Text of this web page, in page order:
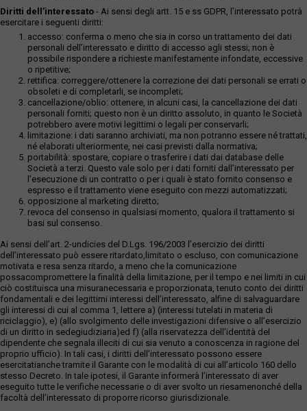
Diritti dell’interessato - Ai sensi degli artt. 15 e ss GDPR, l’interessato potrà
esercitare i seguenti diritti:
accesso: conferma o meno che sia in corso un trattamento dei dati
personali dell’interessato e diritto di accesso agli stessi; non è
possibile rispondere a richieste manifestamente infondate, eccessive
o ripetitive;
rettifica: correggere/ottenere la correzione dei dati personali se errati o
obsoleti e di completarli, se incompleti;
cancellazione/oblio: ottenere, in alcuni casi, la cancellazione dei dati
personali forniti; questo non è un diritto assoluto, in quanto le Società
potrebbero avere motivi legittimi o legali per conservarli;
limitazione: i dati saranno archiviati, ma non potranno essere né trattati,
né elaborati ulteriormente, nei casi previsti dalla normativa;
portabilità: spostare, copiare o trasferire i dati dai database delle
Società a terzi. Questo vale solo per i dati forniti dall’interessato per
l’esecuzione di un contratto o per i quali è stato fornito consenso e
espresso e il trattamento viene eseguito con mezzi automatizzati;
opposizione al marketing diretto;
revoca del consenso in qualsiasi momento, qualora il trattamento si
basi sul consenso.
Ai sensi dell’art. 2-undicies del D.Lgs. 196/2003 l’esercizio dei diritti
dell’interessato può essere ritardato,limitato o escluso, con comunicazione
motivata e resa senza ritardo, a meno che la comunicazione
possacompromettere la finalità della limitazione, per il tempo e nei limiti in cui
ciò costituisca una misuranecessaria e proporzionata, tenuto conto dei diritti
fondamentali e dei legittimi interessi dell’interessato, alfine di salvaguardare
gli interessi di cui al comma 1, lettere a) (interessi tutelati in materia di
riciclaggio), e) (allo svolgimento delle investigazioni difensive o all’esercizio
di un diritto in sedegiudiziaria)ed f) (alla riservatezza dell’identità del
dipendente che segnala illeciti di cui sia venuto a conoscenza in ragione del
proprio ufficio). In tali casi, i diritti dell’interessato possono essere
esercitatianche tramite il Garante con le modalità di cui all’articolo 160 dello
stesso Decreto. In tale ipotesi, il Garante informerà l’interessato di aver
eseguito tutte le verifiche necessarie o di aver svolto un riesamenonché della
facoltà dell’interessato di proporre ricorso giurisdizionale.